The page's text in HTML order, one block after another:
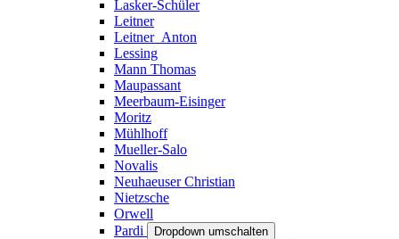
Lasker-Schüler
Leitner
Leitner_Anton
Lessing
Mann Thomas
Maupassant
Meerbaum-Eisinger
Moritz
Mühlhoff
Mueller-Salo
Novalis
Neuhaeuser Christian
Nietzsche
Orwell
Pardi
Dropdown umschalten